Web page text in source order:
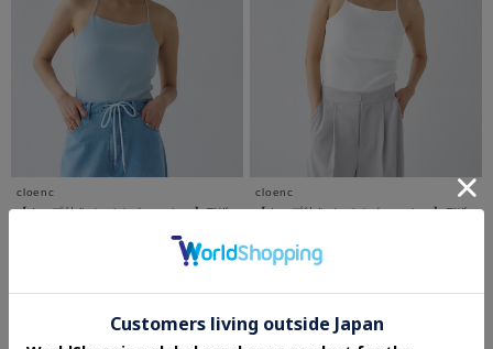
cloenc
【カップ付き／マシンウォッシュ】デザ
cloenc
【カップ付き／マシンウォッシュ】デザ
¥3,960